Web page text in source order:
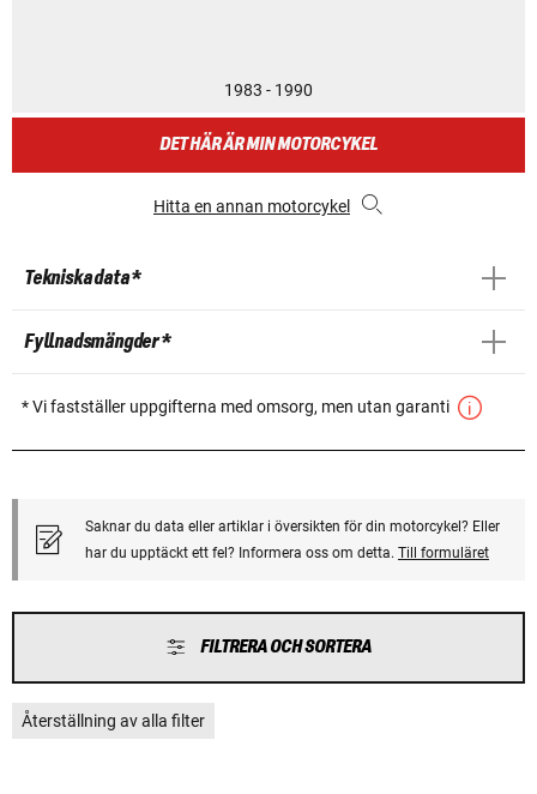
1983 - 1990
DET HÄR ÄR MIN MOTORCYKEL
Hitta en annan motorcykel
Tekniska data *
Fyllnadsmängder *
* Vi fastställer uppgifterna med omsorg, men utan garanti
Saknar du data eller artiklar i översikten för din motorcykel? Eller
har du upptäckt ett fel? Informera oss om detta. Till formuläret
FILTRERA OCH SORTERA
Återställning av alla filter